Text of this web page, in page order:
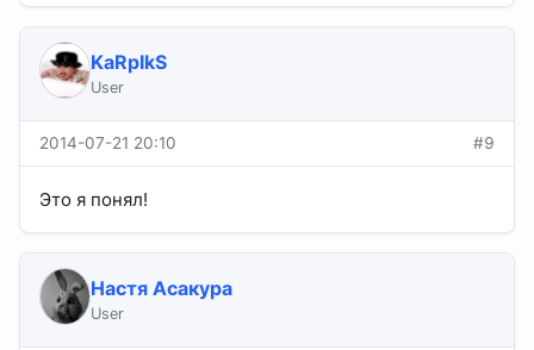
KaRpIkS
User
2014-07-21 20:10 #9
Это я понял!
Настя Асакура
User